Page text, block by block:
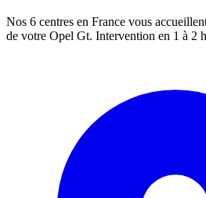
Nos 6 centres en France vous
de votre Opel Gt. Intervention en 1 à 2